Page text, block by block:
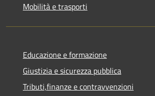
Mobilità e trasporti
Educazione e formazione
Giustizia e sicurezza pubblica
Tributi,finanze e contravvenzioni